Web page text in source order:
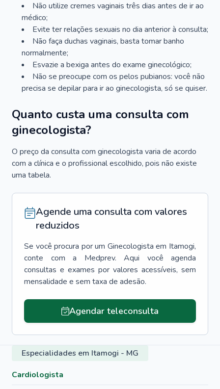
Não utilize cremes vaginais três dias antes de ir ao
médico;
Evite ter relações sexuais no dia anterior à consulta;
Não faça duchas vaginais, basta tomar banho
normalmente;
Esvazie a bexiga antes do exame ginecológico;
Não se preocupe com os pelos pubianos: você não
precisa se depilar para ir ao ginecologista, só se quiser.
Quanto custa uma consulta com
ginecologista?
O preço da consulta com ginecologista varia de acordo
com a clínica e o profissional escolhido, pois não existe
uma tabela.
Agende uma consulta com valores
reduzidos
Se você procura por um Ginecologista em Itamogi,
conte com a Medprev. Aqui você agenda
consultas e exames por valores acessíveis, sem
mensalidade e sem taxa de adesão.
Agendar teleconsulta
Especialidades em Itamogi - MG
Cardiologista